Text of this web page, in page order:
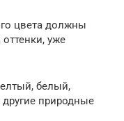
цвета должны
уже
белый,
природные